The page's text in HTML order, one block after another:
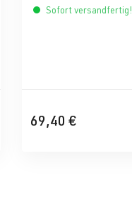
Sofort versandfertig!
69,40 €